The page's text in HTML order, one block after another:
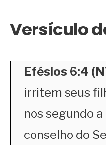
Versículo
Efésios 6:4
irritem seus
nos segundo
conselho do